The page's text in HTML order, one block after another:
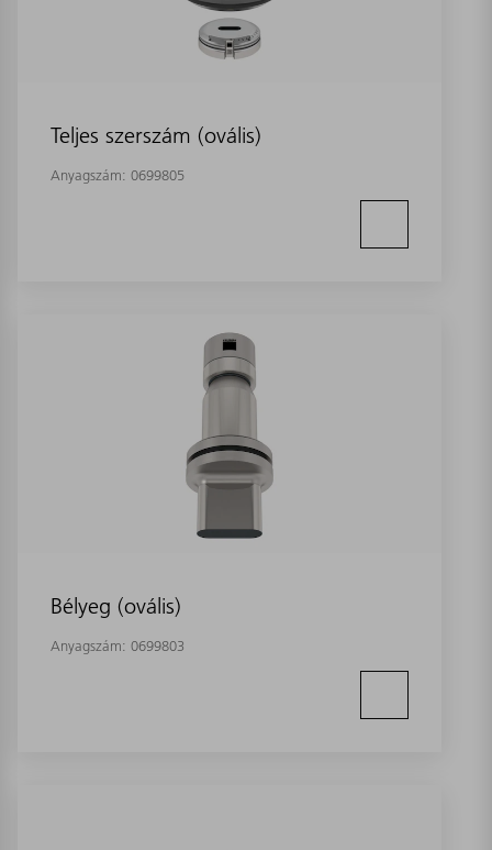
Teljes szerszám (ovális)
Anyagszám: 0699805
Bélyeg (ovális)
Anyagszám: 0699803